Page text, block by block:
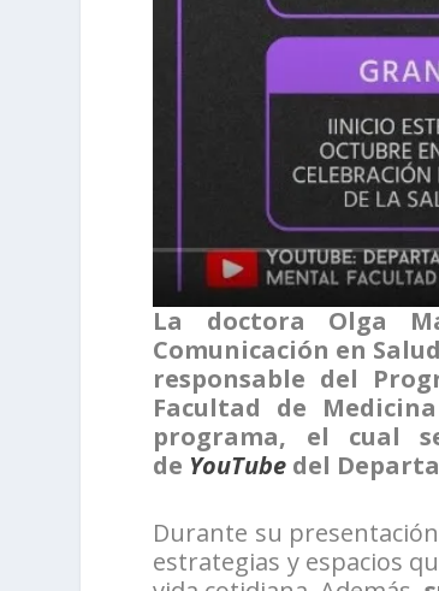
La doctora Olga
Comunicación en
responsable del
Facultad de
programa, el cual
de YouTube del
Durante su
estrategias y espacios